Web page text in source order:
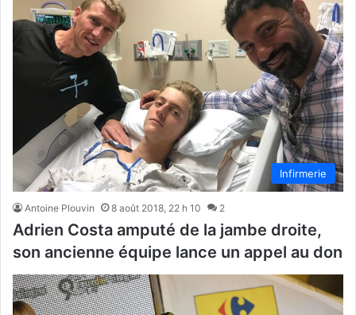
Infirmerie
Antoine Plouvin 8 août 2018, 22 h 10 2
Adrien Costa amputé de la jambe droite,
son ancienne équipe lance un appel au don